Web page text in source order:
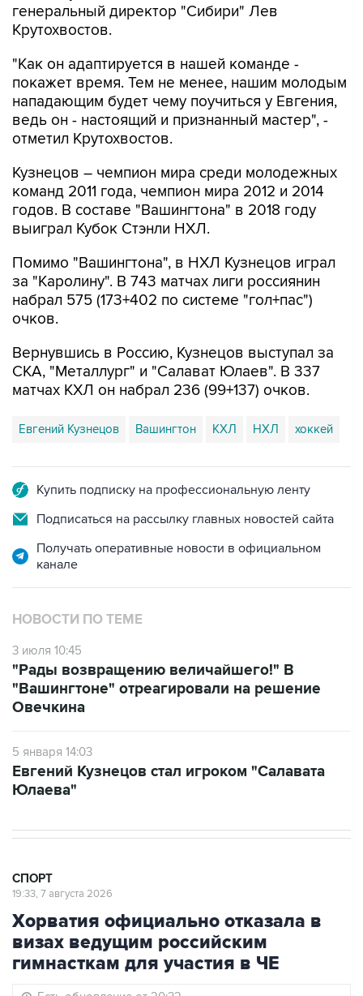
генеральный директор "Сибири" Лев
Крутохвостов.
"Как он адаптируется в нашей команде -
покажет время. Тем не менее, нашим молодым
нападающим будет чему поучиться у Евгения,
ведь он - настоящий и признанный мастер", -
отметил Крутохвостов.
Кузнецов – чемпион мира среди молодежных
команд 2011 года, чемпион мира 2012 и 2014
годов. В составе "Вашингтона" в 2018 году
выиграл Кубок Стэнли НХЛ.
Помимо "Вашингтона", в НХЛ Кузнецов играл
за "Каролину". В 743 матчах лиги россиянин
набрал 575 (173+402 по системе "гол+пас")
очков.
Вернувшись в Россию, Кузнецов выступал за
СКА, "Металлург" и "Салават Юлаев". В 337
матчах КХЛ он набрал 236 (99+137) очков.
Евгений Кузнецов Вашингтон КХЛ НХЛ хоккей
Купить подписку на профессиональную ленту
Подписаться на рассылку главных новостей сайта
Получать оперативные новости в официальном
канале
НОВОСТИ ПО ТЕМЕ
3 июля 10:45
"Рады возвращению величайшего!" В
"Вашингтоне" отреагировали на решение
Овечкина
5 января 14:03
Евгений Кузнецов стал игроком "Салавата
Юлаева"
СПОРТ
19:33, 7 августа 2026
Хорватия официально отказала в
визах ведущим российским
гимнасткам для участия в ЧЕ